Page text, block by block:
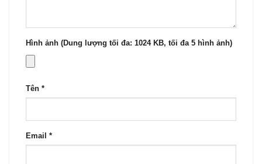
Hình ảnh (Dung lượng tối đa: 1024 KB, tối đa 5 hình ảnh)
Tên *
Email *